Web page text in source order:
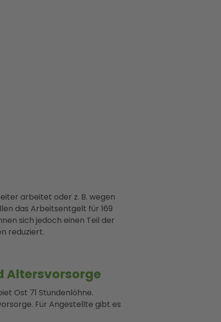
arbeitet oder z. B. wegen
das Arbeitsentgelt für 169
sich jedoch einen Teil der
reduziert.
Altersvorsorge
Ost 71 Stundenlöhne.
Für Angestellte gibt es